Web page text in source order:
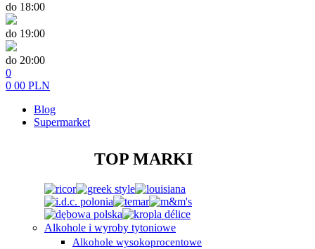
do 18:00
do 19:00
do 20:00
0
0 00 PLN
Blog
Supermarket
TOP MARKI
Alkohole i wyroby tytoniowe
Alkohole wysokoprocentowe